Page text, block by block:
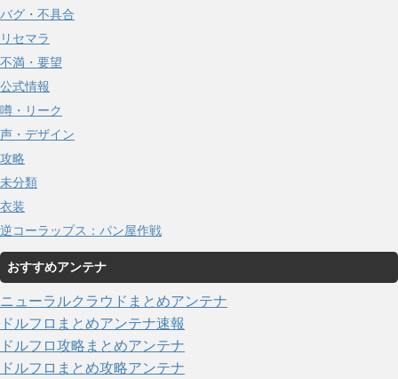
バグ・不具合
リセマラ
不満・要望
公式情報
噂・リーク
声・デザイン
攻略
未分類
衣装
逆コーラップス：パン屋作戦
おすすめアンテナ
ニューラルクラウドまとめアンテナ
ドルフロまとめアンテナ速報
ドルフロ攻略まとめアンテナ
ドルフロまとめ攻略アンテナ